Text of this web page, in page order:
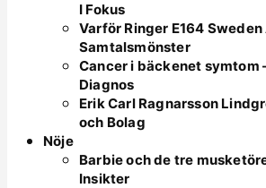
I Fokus
Varför Ringer E164 Sweden
Samtalsmönster
Cancer i bäckenet symtom
Diagnos
Erik Carl Ragnarsson
och Bolag
Nöje
Barbie och de tre
Insikter